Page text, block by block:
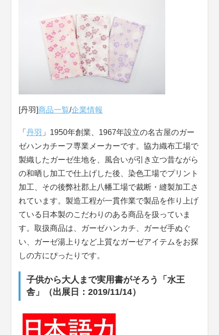
[丹羽]商品一覧/企業情報
「丹羽 」1950年創業、1967年設立の名古屋のガー
ゼハンカチーフ専業メーカーです。協力織布工場で
製織したガーゼ生地を、風合いが引き立つ昔ながら
の和晒し加工で仕上げした後、染色工場でプリント
加工、その後弊社郡上八幡工場で裁断・縫製加工さ
れています。製造工程が一貫作業で製品を作り上げ
ている日本製のこだわりのある商品を扱っていま
す。取扱商品は、ガーゼハンカチ、ガーゼ手ぬぐ
い、ガーゼ湯上りなど上質なガーゼアイテムをお探
しの方にぴったりです。
子供から大人まで実用書がそろう「水王
舎」（出展日：2019/11/14）